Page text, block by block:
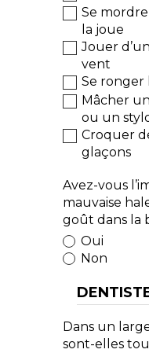
Se
la joue
Jouer
vent
Se ronger
Mâcher
ou un
Croquer
glaçons
Avez-vous
mauvaise
goût dans la
Oui
Non
Dans un
sont-elles